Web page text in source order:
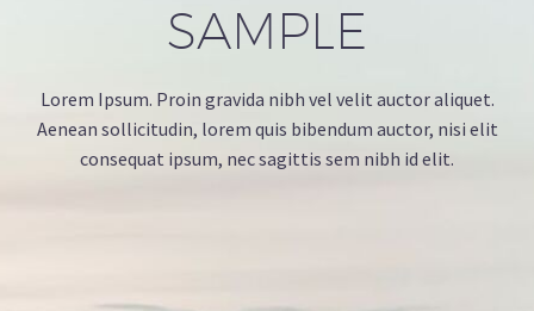
SAMPLE
Lorem Ipsum. Proin gravida nibh vel velit auctor aliquet.
Aenean sollicitudin, lorem quis bibendum auctor, nisi elit
consequat ipsum, nec sagittis sem nibh id elit.